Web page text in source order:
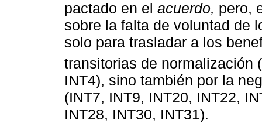
pactado en el acuerdo, pero,
sobre la falta de voluntad de
solo para trasladar a los
transitorias de normalización
INT4), sino también por la
(INT7, INT9, INT20, INT22,
INT28, INT30, INT31).